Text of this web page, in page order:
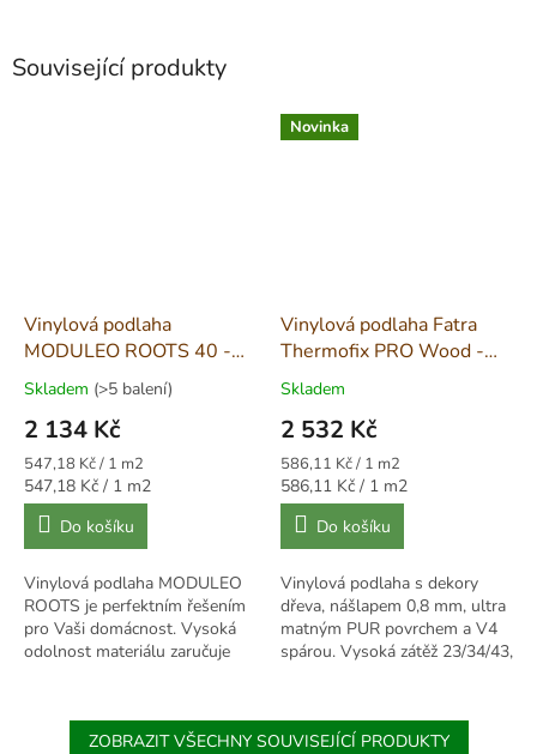
Související produkty
Vinylová podlaha
MODULEO ROOTS 40 -
Country Oak 24958
Skladem (>5 balení)
2 134 Kč
Měrná
cena:
547,18 Kč / 1 m2
Měrná
cena:
547,18 Kč / 1 m2
Do košíku
Vinylová podlaha MODULEO
ROOTS je perfektním řešením
pro Vaši domácnost. Vysoká
odolnost materiálu zaručuje
Novinka
Vinylová podlaha Fatra
Thermofix PRO Wood -
Habr Bílý 14111-2
Skladem
2 532 Kč
Měrná
cena:
586,11 Kč / 1 m2
Měrná
cena:
586,11 Kč / 1 m2
Do košíku
Vinylová podlaha s dekory
dřeva, nášlapem 0,8 mm, ultra
matným PUR povrchem a V4
spárou. Vysoká zátěž 23/34/43,
ZOBRAZIT VŠECHNY SOUVISEJÍCÍ PRODUKTY